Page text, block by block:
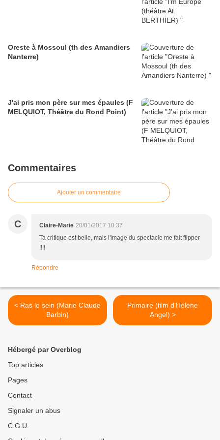
Oreste à Mossoul (th des Amandiers
Nanterre)
J'ai pris mon père sur mes épaules (F
MELQUIOT, Théâtre du Rond Point)
Commentaires
Ajouter un commentaire
C Claire-Marie 20/01/2017 10:37
Ta critique est belle, mais l'image du spectacle me fait flipper
!!!!
Répondre
< Ras le sein (Marie Claude
Barbin)
Primaire (film d'Hélène
Angel) >
Hébergé par Overblog
Top articles
Pages
Contact
Signaler un abus
C.G.U.